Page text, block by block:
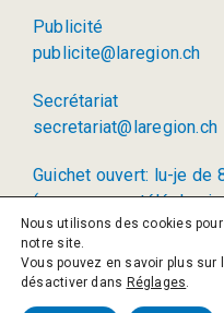
Publicité
publicite@laregion.ch
Secrétariat
secretariat@laregion.ch
Guichet ouvert: lu-je de
(permanence
17h00)
© 2026 La Région SA
Politique de
Nous utilisons des cookies
notre site.
Vous pouvez en savoir plus
désactiver dans Réglages.